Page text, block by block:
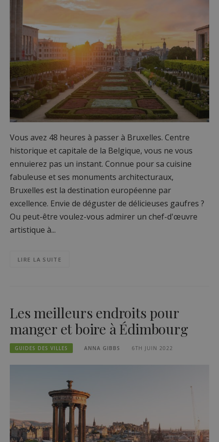
Vous avez 48 heures à passer à Bruxelles. Centre
historique et capitale de la Belgique, vous ne vous
ennuierez pas un instant. Connue pour sa cuisine
fabuleuse et ses monuments architecturaux,
Bruxelles est la destination européenne par
excellence. Envie de déguster de délicieuses gaufres ?
Ou peut-être voulez-vous admirer un chef-d'œuvre
artistique à...
LIRE LA SUITE
Les meilleurs endroits pour
manger et boire à Édimbourg
GUIDES DES VILLES ANNA GIBBS 6TH JUIN 2022